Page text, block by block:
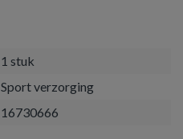
1 stuk
Sport verzorging
16730666